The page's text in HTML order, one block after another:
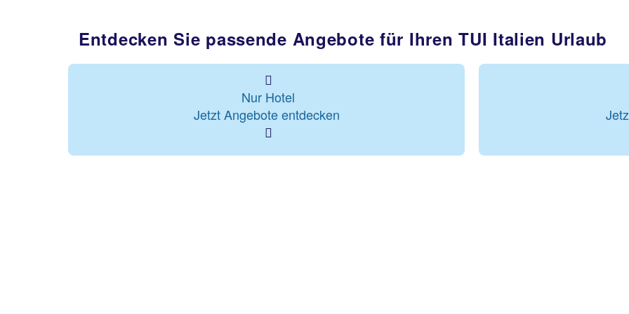
Entdecken Sie passende Angebote für Ihren TUI Italien Urlaub
Nur Hotel
Jetzt Angebote entdecken